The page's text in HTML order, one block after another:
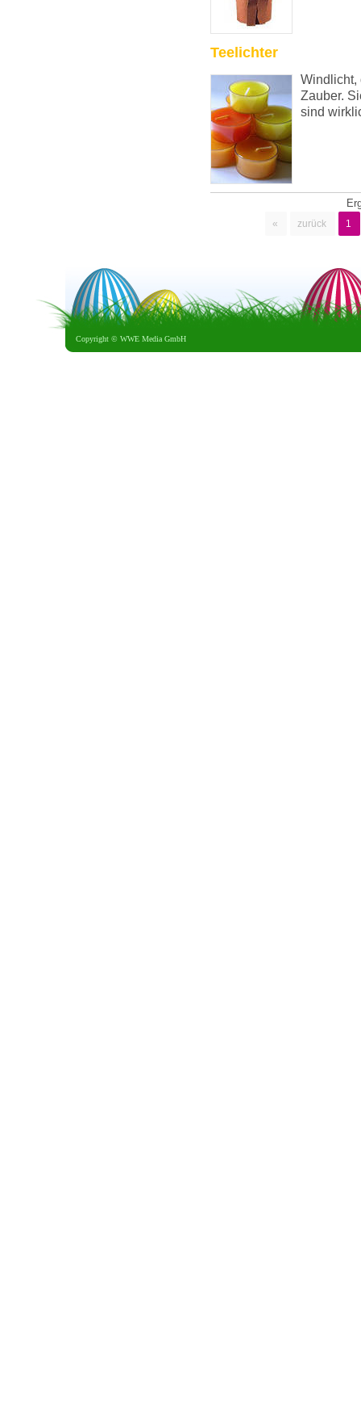
Teelichter
Windlicht,
Zauber.
sind
« zurück 1
Copyright © WWE Media GmbH